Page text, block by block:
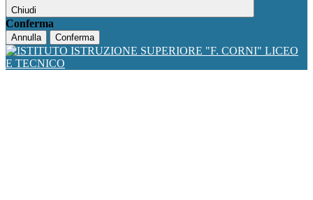
Chiudi
Conferma
Annulla Conferma